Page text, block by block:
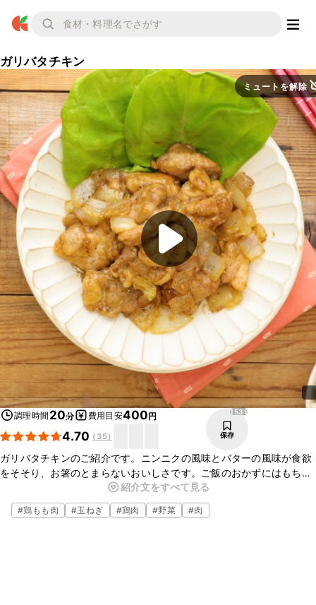
ガリバタチキン
ミュートを解除
調理時間 20分 費用目安400円
4.70 ( 35)
1539
保存
ガリバタチキンのご紹介です。ニンニクの風味とバターの風味が食欲
をそそり、お箸のとまらないおいしさです。ご飯のおかずにはもちろ
ん、お酒のおつまみにも合いますよ。今晩のおかずに、ぜひ試してみ
てくださいね！
紹介文をすべて見る
#鶏もも肉 #玉ねぎ #鶏肉 #野菜 #肉